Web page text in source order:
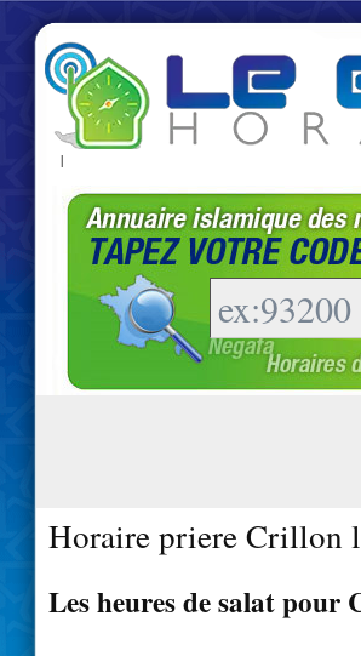
|
Horaire priere Crillon
Les heures de salat pour